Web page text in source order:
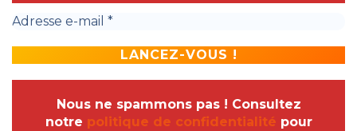
Nous ne spammons pas ! Consultez
notre politique de confidentialité pour